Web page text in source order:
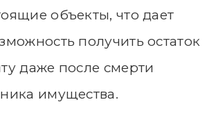
объекты, что дает
получить остаток
даже после смерти
имущества.